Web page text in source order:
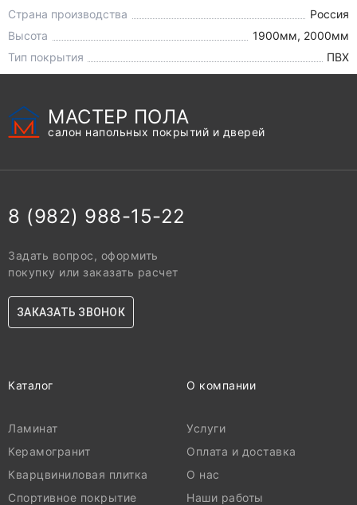
Страна производства
Россия
Высота
1900мм, 2000мм
Тип покрытия
ПВХ
МАСТЕР ПОЛА
салон напольных покрытий и дверей
8 (982) 988-15-22
Задать вопрос, оформить
покупку или заказать расчет
ЗАКАЗАТЬ ЗВОНОК
Каталог
Ламинат
Керамогранит
Кварцвиниловая плитка
Спортивное покрытие
О компании
Услуги
Оплата и доставка
О нас
Наши работы